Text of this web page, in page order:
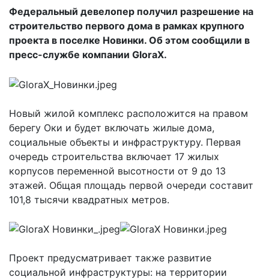
Федеральный девелопер получил разрешение на
строительство первого дома в рамках крупного
проекта в поселке Новинки. Об этом сообщили в
пресс-службе компании GloraX.
Новый жилой комплекс расположится на правом
берегу Оки и будет включать жилые дома,
социальные объекты и инфраструктуру. Первая
очередь строительства включает 17 жилых
корпусов переменной высотности от 9 до 13
этажей. Общая площадь первой очереди составит
101,8 тысячи квадратных метров.
Проект предусматривает также развитие
социальной инфраструктуры: на территории